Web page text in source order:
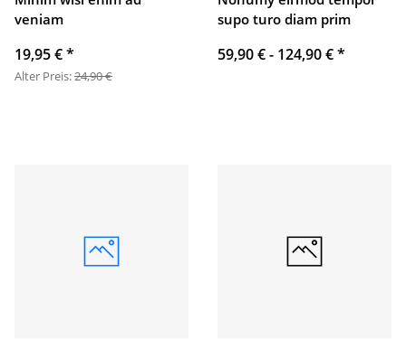
veniam
19,95 €*
Alter Preis:24,90 €
supo turo diam prim
59,90 € - 124,90 €*